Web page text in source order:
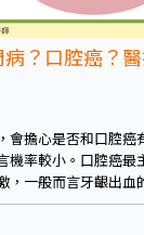
？口腔癌？
會擔心是否和口腔
機率較小。口腔癌最
，一般而言牙齦出血
其他也包括常被提